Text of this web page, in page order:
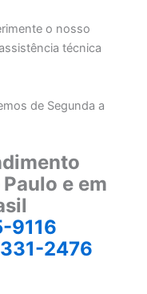
o nosso
técnica
de Segunda a
e em
9116
2476